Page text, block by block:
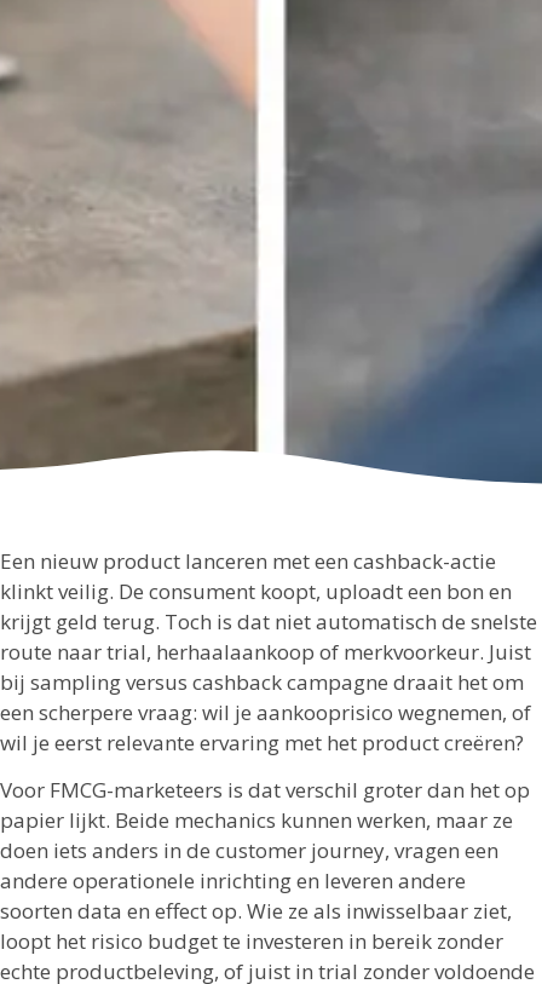
Een nieuw product lanceren met een cashback-actie
klinkt veilig. De consument koopt, uploadt een bon en
krijgt geld terug. Toch is dat niet automatisch de snelste
route naar trial, herhaalaankoop of merkvoorkeur. Juist
bij sampling versus cashback campagne draait het om
een scherpere vraag: wil je aankooprisico wegnemen, of
wil je eerst relevante ervaring met het product creëren?
Voor FMCG-marketeers is dat verschil groter dan het op
papier lijkt. Beide mechanics kunnen werken, maar ze
doen iets anders in de customer journey, vragen een
andere operationele inrichting en leveren andere
soorten data en effect op. Wie ze als inwisselbaar ziet,
loopt het risico budget te investeren in bereik zonder
echte productbeleving, of juist in trial zonder voldoende